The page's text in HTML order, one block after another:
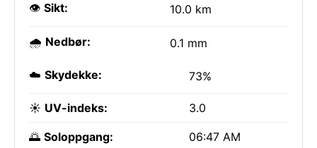
👁️ Sikt: 10.0 km
🌧️ Nedbør: 0.1 mm
☁️ Skydekke: 73%
☀️ UV-indeks: 3.0
🌅 Soloppgang: 06:47 AM